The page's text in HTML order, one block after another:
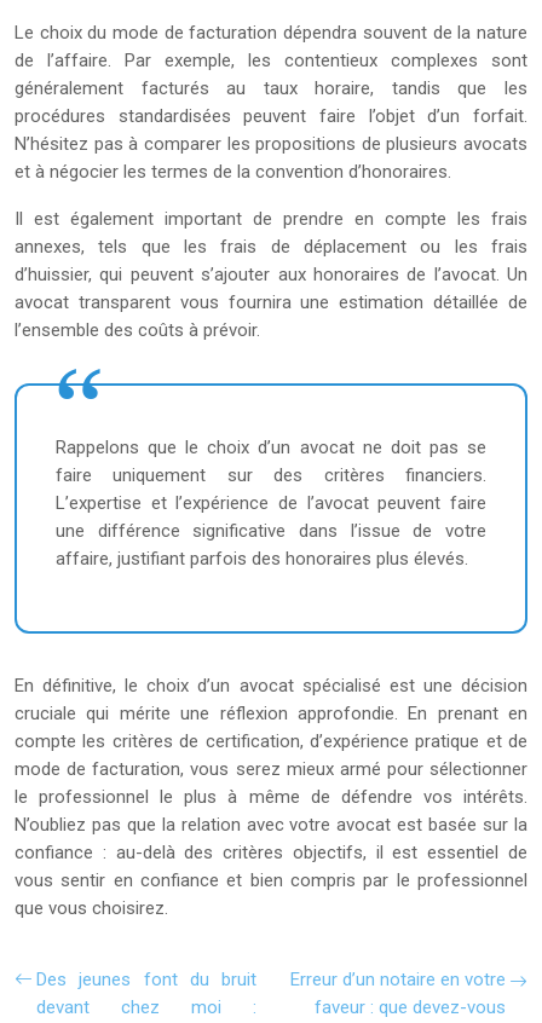
Le choix du mode de facturation dépendra souvent de la nature
de l’affaire. Par exemple, les contentieux complexes sont
généralement facturés au taux horaire, tandis que les
procédures standardisées peuvent faire l’objet d’un forfait.
N’hésitez pas à comparer les propositions de plusieurs avocats
et à négocier les termes de la convention d’honoraires.
Il est également important de prendre en compte les frais
annexes, tels que les frais de déplacement ou les frais
d’huissier, qui peuvent s’ajouter aux honoraires de l’avocat. Un
avocat transparent vous fournira une estimation détaillée de
l’ensemble des coûts à prévoir.
Rappelons que le choix d’un avocat ne doit pas se
faire uniquement sur des critères financiers.
L’expertise et l’expérience de l’avocat peuvent faire
une différence significative dans l’issue de votre
affaire, justifiant parfois des honoraires plus élevés.
En définitive, le choix d’un avocat spécialisé est une décision
cruciale qui mérite une réflexion approfondie. En prenant en
compte les critères de certification, d’expérience pratique et de
mode de facturation, vous serez mieux armé pour sélectionner
le professionnel le plus à même de défendre vos intérêts.
N’oubliez pas que la relation avec votre avocat est basée sur la
confiance : au-delà des critères objectifs, il est essentiel de
vous sentir en confiance et bien compris par le professionnel
que vous choisirez.
Des jeunes font du bruit
devant chez moi :
Erreur d’un notaire en votre
faveur : que devez-vous